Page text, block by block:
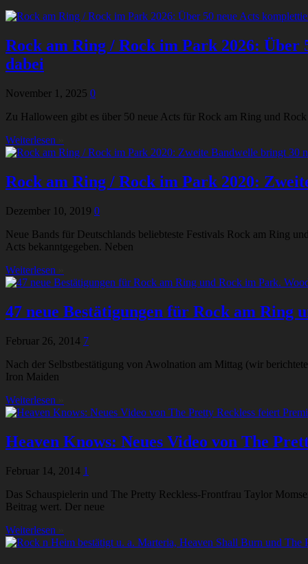
Rock am Ring / Rock im Park 2026: Über
dabei
November 1, 2025 0
Zu Halloween gibt es über 50 neue Acts für Rock am Ring und
Weiterlesen
Rock am Ring / Rock im Park 2020:
Dezember 10, 2019 0
Neue Bands für Deutschlands beliebteste Festivals Rock am Ring
Acts bekanntgegeben. Neben
Weiterlesen
47 neue Bestätigungen für Rock am Ring
Februar 26, 2014 7
Nach der Selbstbestätigung von Awolnation am Mittag (wir
Iron Maiden
Weiterlesen
Heaven Knows: Neues Video von The
Februar 14, 2014 1
Das Schauspielerin und The Pretty Reckless-Frontfrau Taylor
Beitrag wert. Der neue
Weiterlesen